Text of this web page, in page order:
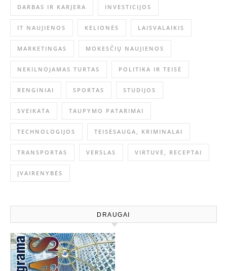
DARBAS IR KARJERA INVESTICIJOS
IT NAUJIENOS KELIONĖS LAISVALAIKIS
MARKETINGAS MOKESČIŲ NAUJIENOS
NEKILNOJAMAS TURTAS POLITIKA IR TEISĖ
RENGINIAI SPORTAS STUDIJOS
SVEIKATA TAUPYMO PATARIMAI
TECHNOLOGIJOS TEISĖSAUGA, KRIMINALAI
TRANSPORTAS VERSLAS VIRTUVĖ, RECEPTAI
ĮVAIRENYBĖS
DRAUGAI